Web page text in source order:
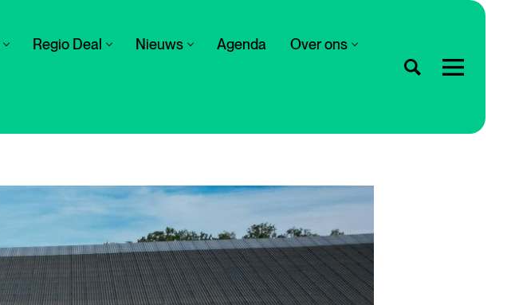
Regio Deal Nieuws Agenda Over ons